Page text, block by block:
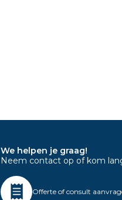
We helpen je graag!
Neem contact op of kom
Offerte of consult